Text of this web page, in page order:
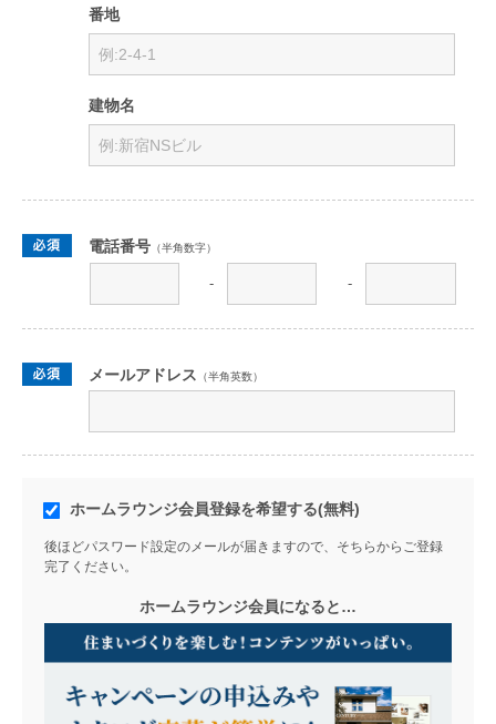
番地
建物名
電話番号 （半角数字）
- -
メールアドレス （半角英数）
ホームラウンジ会員登録を希望する(無料)
後ほどパスワード設定のメールが届きますので、そちらからご登録
完了ください。
ホームラウンジ会員になると…